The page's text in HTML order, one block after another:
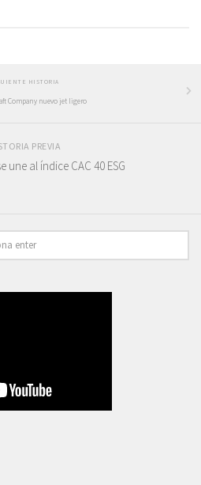
HISTORIA
Company nuevo jet ligero
PREVIA
une al índice CAC 40 ESG